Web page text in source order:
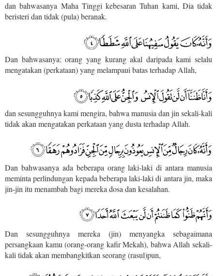
dan bahwasanya Maha Tinggi kebesaran Tuhan kami, Dia tidak
beristeri dan tidak (pula) beranak.
Dan bahwasanya: orang yang kurang akal daripada kami selalu
mengatakan (perkataan) yang melampaui batas terhadap Allah,
dan sesungguhnya kami mengira, bahwa manusia dan jin sekali-kali
tidak akan mengatakan perkataan yang dusta terhadap Allah.
Dan bahwasanya ada beberapa orang laki-laki di antara manusia
meminta perlindungan kepada beberapa laki-laki di antara jin, maka
jin-jin itu menambah bagi mereka dosa dan kesalahan.
Dan sesungguhnya mereka (jin) menyangka sebagaimana
persangkaan kamu (orang-orang kafir Mekah), bahwa Allah sekali-
kali tidak akan membangkitkan seorang (rasul)pun,